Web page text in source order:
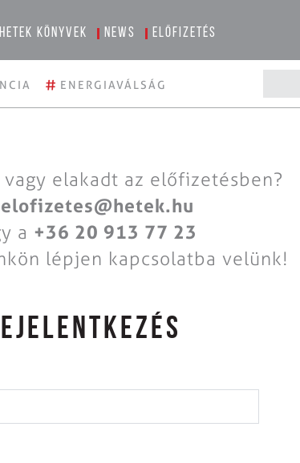
Hetek könyvek News Előfizetés
# ENERGIAVÁLSÁG
vagy elakadt az előfizetésben?
elofizetes@hetek.hu
a +36 20 913 77 23
lépjen kapcsolatba velünk!